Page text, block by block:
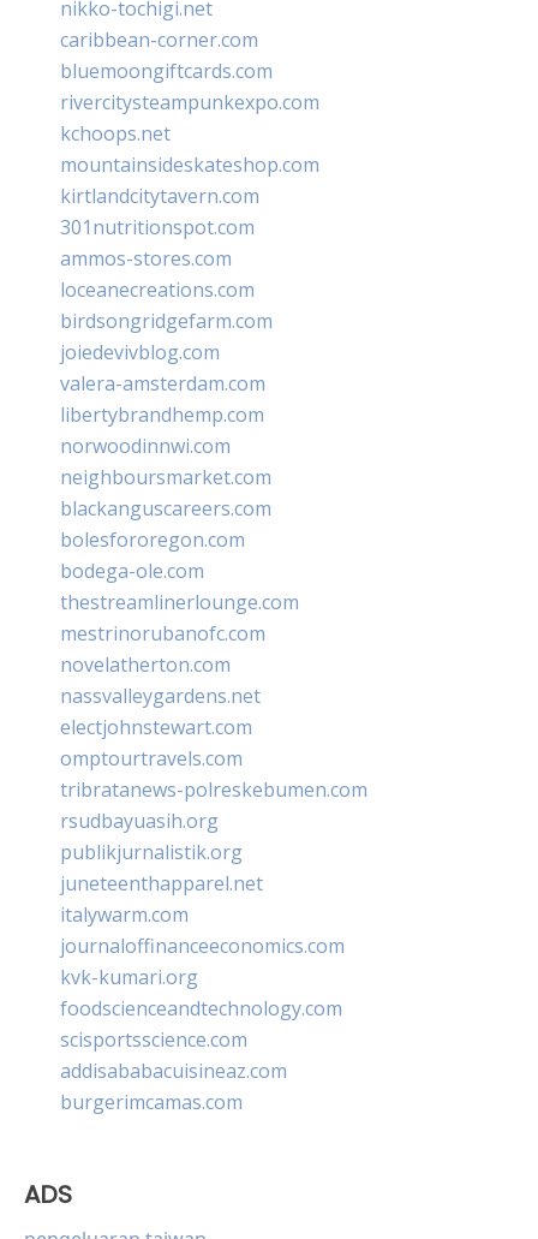
nikko-tochigi.net
caribbean-corner.com
bluemoongiftcards.com
rivercitysteampunkexpo.com
kchoops.net
mountainsideskateshop.com
kirtlandcitytavern.com
301nutritionspot.com
ammos-stores.com
loceanecreations.com
birdsongridgefarm.com
joiedevivblog.com
valera-amsterdam.com
libertybrandhemp.com
norwoodinnwi.com
neighboursmarket.com
blackanguscareers.com
bolesfororegon.com
bodega-ole.com
thestreamlinerlounge.com
mestrinorubanofc.com
novelatherton.com
nassvalleygardens.net
electjohnstewart.com
omptourtravels.com
tribratanews-polreskebumen.com
rsudbayuasih.org
publikjurnalistik.org
juneteenthapparel.net
italywarm.com
journaloffinanceeconomics.com
kvk-kumari.org
foodscienceandtechnology.com
scisportsscience.com
addisababacuisineaz.com
burgerimcamas.com
ADS